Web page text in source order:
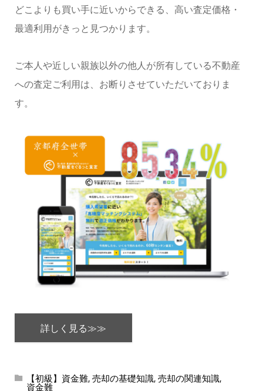
どこよりも買い手に近いからできる、高い査定価格・
最適利用がきっと見つかります。
ご本人や近しい親族以外の他人が所有している不動産
への査定ご利用は、お断りさせていただいておりま
す。
詳しく見る≫≫
【初級】資金難, 売却の基礎知識, 売却の関連知識,
資金難